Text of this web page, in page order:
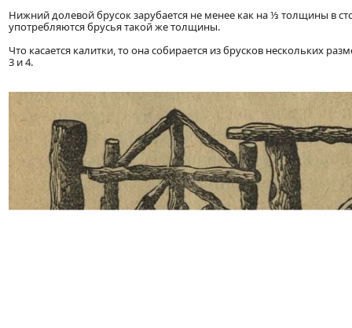
Нижний долевой брусок зарубается не менее как на ⅓ толщины в
употребляются брусья такой же толщины.
Что касается калитки, то она собирается из брусков нескольких
3 и 4.